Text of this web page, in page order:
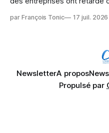
données confidentielles de
par François Tonic 17 juil. 2026
NewsletterA proposNews
Propulsé par